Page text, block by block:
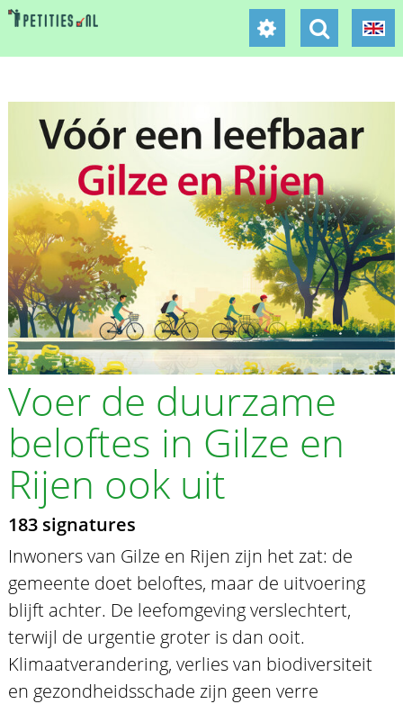
Voer de duurzame
beloftes in Gilze en
Rijen ook uit
183 signatures
Inwoners van Gilze en Rijen zijn het zat: de
gemeente doet beloftes, maar de uitvoering
blijft achter. De leefomgeving verslechtert,
terwijl de urgentie groter is dan ooit.
Klimaatverandering, verlies van biodiversiteit
en gezondheidsschade zijn geen verre